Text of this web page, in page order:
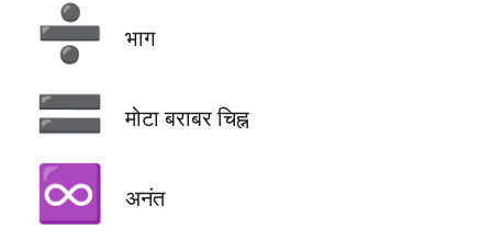
➗ भाग
🟰 मोटा बराबर चिह्न
♾️ अनंत